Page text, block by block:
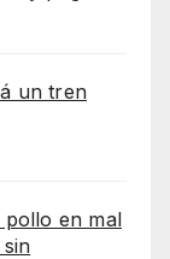
un tren
pollo en mal